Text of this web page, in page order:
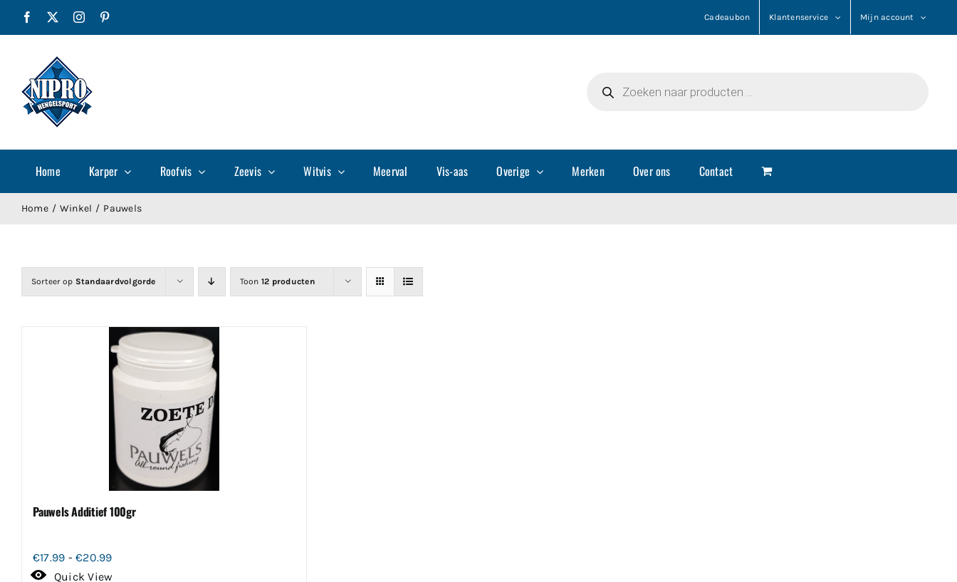
Facebook Instagram Cadeaubon Klantenservice Mijn account
zoeken
Home Karper Roofvis Zeevis Witvis Meerval Vis-aas Overige Merken Over ons Contact
Home Winkel Pauwels
Sorteer op Standaardvolgorde Toon 12 producten
Pauwels Additief 100gr
€17.99 - €20.99Prijsklasse:
€17.99
Quick View